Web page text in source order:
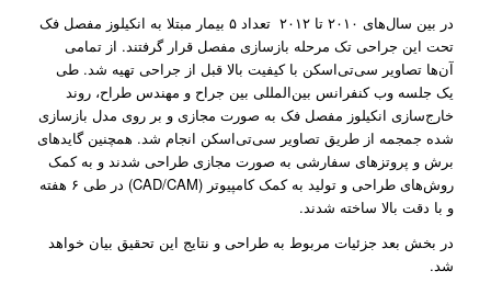
در بین سال‌های ۲۰۱۰ تا ۲۰۱۲ تعداد ۵ بیمار مبتلا به انکیلوز مفصل فک
تحت این جراحی تک مرحله بازسازی مفصل قرار گرفتند. از تمامی
‌آن‌ها تصاویر سی‌تی‌اسکن با کیفیت بالا قبل از جراحی تهیه شد. طی
یک جلسه وب کنفرانس بین‌المللی بین جراح و مهندس طراح، روند
خارج‌سازی انکیلوز مفصل فک به صورت مجازی و بر روی مدل باز‌سازی
شده جمجمه از طریق تصاویر سی‌تی‌اسکن انجام شد. همچنین گاید‌های
برش و پروتز‌های سفارشی به صورت مجازی طراحی شدند و به کمک
روش‌های طراحی و تولید به کمک کامپیوتر (CAD/CAM) در طی ۶ هفته
و با دقت بالا ساخته شدند.
در بخش بعد جزئیات مربوط به طراحی و نتایج این تحقیق بیان خواهد
شد.